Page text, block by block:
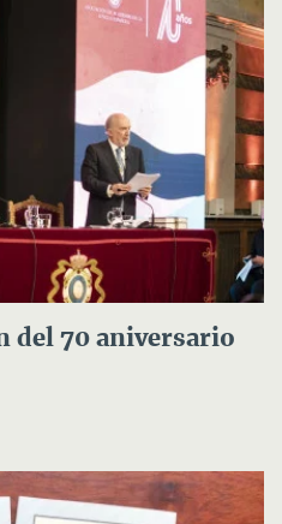
del 70 aniversario